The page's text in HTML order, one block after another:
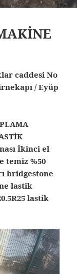
caddesi No
/ Eyüp
İkinci el
temiz %50
bridgestone
lastik
lastik